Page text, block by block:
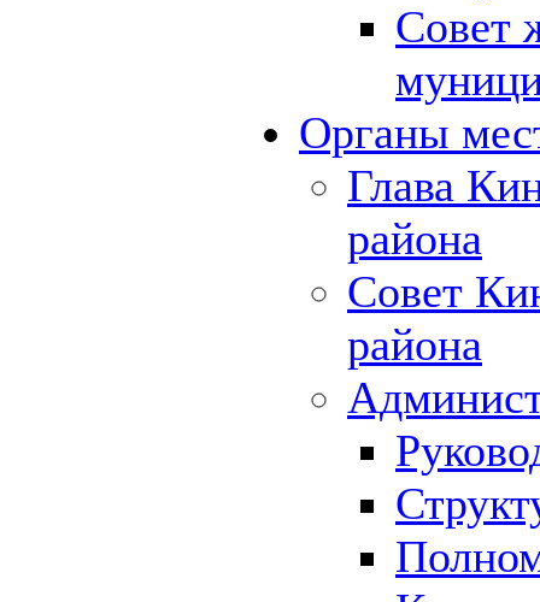
Совет
Органы
Глава
района
Совет
района